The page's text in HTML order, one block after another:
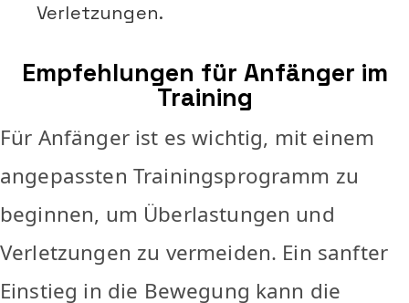
Verletzungen.
Empfehlungen für Anfänger im
Training
Für Anfänger ist es wichtig, mit einem
angepassten Trainingsprogramm zu
beginnen, um Überlastungen und
Verletzungen zu vermeiden. Ein sanfter
Einstieg in die Bewegung kann die